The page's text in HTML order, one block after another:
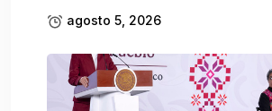
agosto 5, 2026